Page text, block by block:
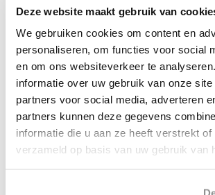
Deze website maakt gebruik van
We gebruiken cookies om content en
personaliseren, om functies voor social
en om ons websiteverkeer te
informatie over uw gebruik van onze site
partners voor social media, adverteren
partners kunnen deze gegevens
informatie die u aan ze heeft verstrekt of
verzameld op basis van uw gebruik van
NEN-EN12195-2
Kleur band blauw
kleur beschermhoes oranje
Productspecificaties
Artikelnummer